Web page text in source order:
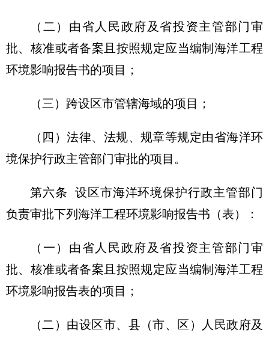
（二）由省人民政府及省投资主管部门审
批、核准或者备案且按照规定应当编制海洋工程
环境影响报告书的项目；
（三）跨设区市管辖海域的项目；
（四）法律、法规、规章等规定由省海洋环
境保护行政主管部门审批的项目。
第六条 设区市海洋环境保护行政主管部门
负责审批下列海洋工程环境影响报告书（表）：
（一）由省人民政府及省投资主管部门审
批、核准或者备案且按照规定应当编制海洋工程
环境影响报告表的项目；
（二）由设区市、县（市、区）人民政府及